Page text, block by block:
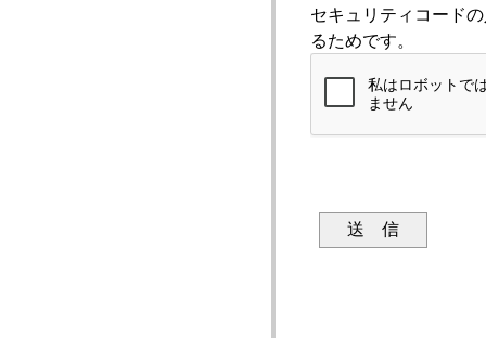
セキュリティコード
るためです。